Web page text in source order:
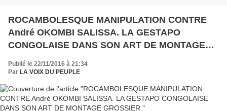
ROCAMBOLESQUE MANIPULATION CONTRE
André OKOMBI SALISSA. LA GESTAPO
CONGOLAISE DANS SON ART DE MONTAGE
Publié le 22/11/2016 à 21:34
Par LA VOIX DU PEUPLE